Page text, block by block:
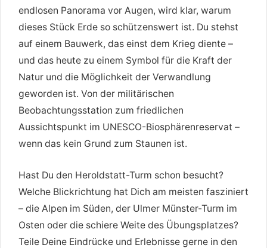
endlosen Panorama vor Augen, wird klar, warum
dieses Stück Erde so schützenswert ist. Du stehst
auf einem Bauwerk, das einst dem Krieg diente –
und das heute zu einem Symbol für die Kraft der
Natur und die Möglichkeit der Verwandlung
geworden ist. Von der militärischen
Beobachtungsstation zum friedlichen
Aussichtspunkt im UNESCO-Biosphärenreservat –
wenn das kein Grund zum Staunen ist.
Hast Du den Heroldstatt-Turm schon besucht?
Welche Blickrichtung hat Dich am meisten fasziniert
– die Alpen im Süden, der Ulmer Münster-Turm im
Osten oder die schiere Weite des Übungsplatzes?
Teile Deine Eindrücke und Erlebnisse gerne in den